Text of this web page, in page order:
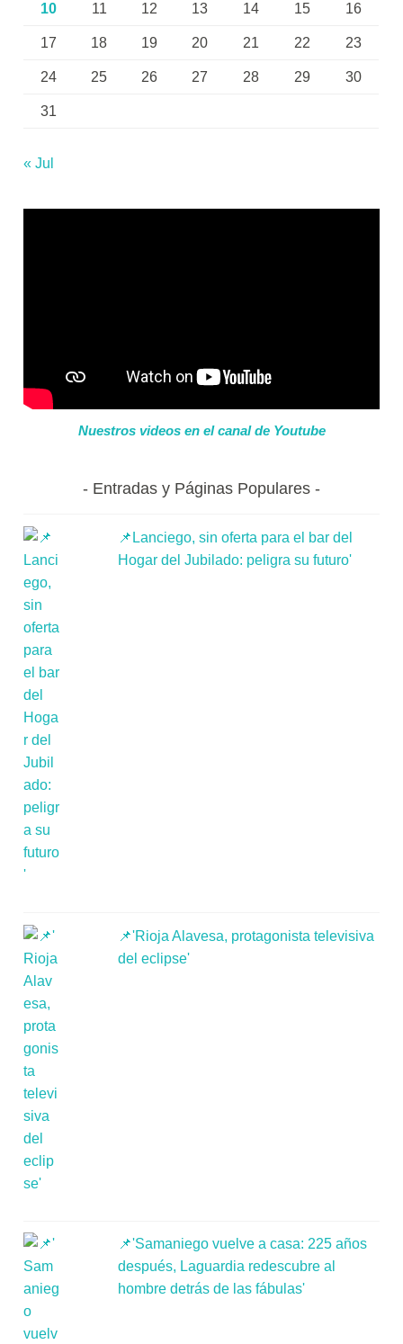
10 11 12 13 14 15 16
17 18 19 20 21 22 23
24 25 26 27 28 29 30
31
« Jul
Nuestros videos en el canal de Youtube
Entradas y Páginas Populares
📌Lanciego, sin oferta para el bar del
Hogar del Jubilado: peligra su futuro'
📌'Rioja Alavesa, protagonista televisiva
del eclipse'
📌'Samaniego vuelve a casa: 225 años
después, Laguardia redescubre al
hombre detrás de las fábulas'